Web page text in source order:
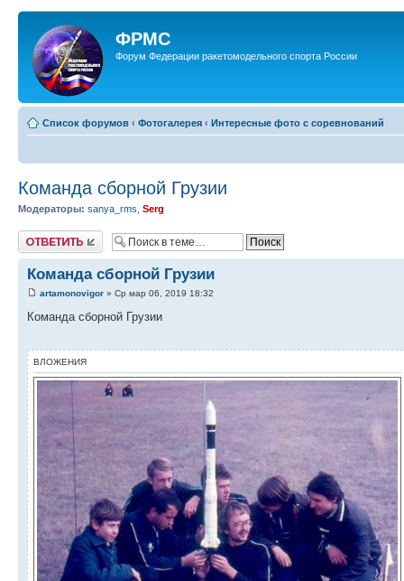
ФРМС
Форум Федерации ракетомодельного спорта России
Список форумов ‹ Фотогалерея ‹ Интересные фото с соревнований
Команда сборной Грузии
Модераторы: sanya_rms Serg
Ответить
Команда сборной Грузии
artamonovigor » Ср мар 06, 2019 18:32
Команда сборной Грузии
ВЛОЖЕНИЯ